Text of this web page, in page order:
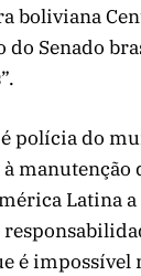
boliviana
Senado
polícia do
Latina
é